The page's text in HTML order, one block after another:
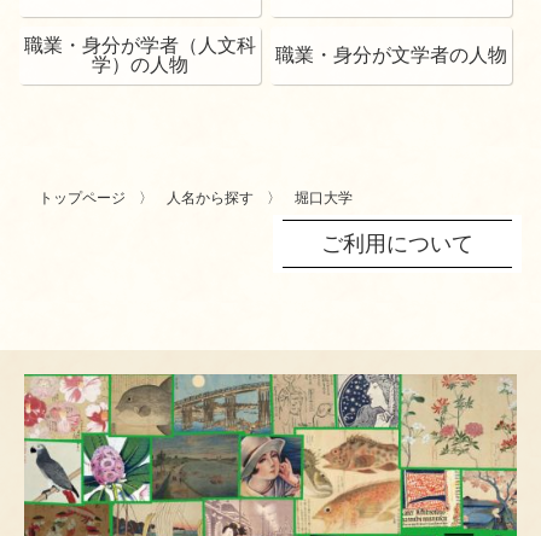
職業・身分が学者（人文科
学）の人物
職業・身分が文学者の人物
トップページ 人名から探す 堀口大学
ご利用について